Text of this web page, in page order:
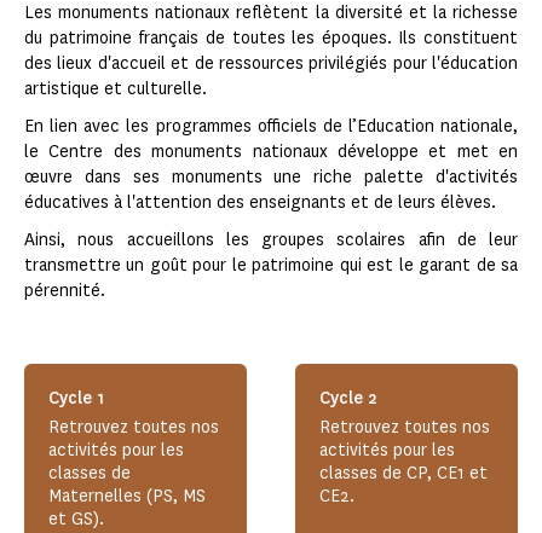
Les monuments nationaux reflètent la diversité et la richesse
du patrimoine français de toutes les époques. Ils constituent
des lieux d'accueil et de ressources privilégiés pour l'éducation
artistique et culturelle.
En lien avec les programmes officiels de l’Education nationale,
le Centre des monuments nationaux développe et met en
œuvre dans ses monuments une riche palette d'activités
éducatives à l'attention des enseignants et de leurs élèves.
Ainsi, nous accueillons les groupes scolaires afin de leur
transmettre un goût pour le patrimoine qui est le garant de sa
pérennité.
Cycle 1
Retrouvez toutes nos
activités pour les
classes de
Maternelles (PS, MS
et GS).
Cycle 2
Retrouvez toutes nos
activités pour les
classes de CP, CE1 et
CE2.